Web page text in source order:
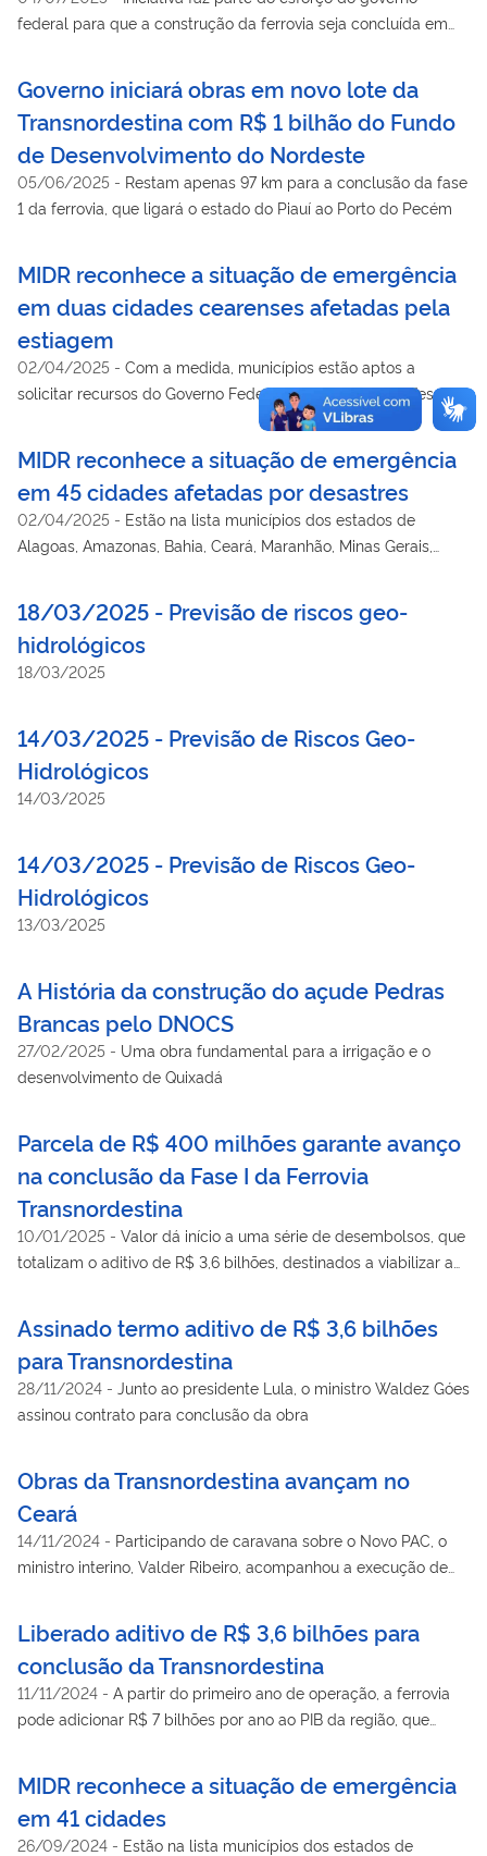
federal para que a construção da ferrovia seja concluída em
Governo iniciará obras em novo lote da
Transnordestina com R$ 1 bilhão do Fundo
de Desenvolvimento do Nordeste
05/06/2025 - Restam apenas 97 km para a conclusão da fase
1 da ferrovia, que ligará o estado do Piauí ao Porto do Pecém
MIDR reconhece a situação de emergência
em duas cidades cearenses afetadas pela
estiagem
02/04/2025 - Com a medida, municípios estão aptos a
solicitar recursos do Governo Federal para ações de defesa
MIDR reconhece a situação de emergência
em 45 cidades afetadas por desastres
02/04/2025 - Estão na lista municípios dos estados de
Alagoas, Amazonas, Bahia, Ceará, Maranhão, Minas Gerais,
18/03/2025 - Previsão de riscos geo-
hidrológicos
18/03/2025
14/03/2025 - Previsão de Riscos Geo-
Hidrológicos
14/03/2025
14/03/2025 - Previsão de Riscos Geo-
Hidrológicos
13/03/2025
A História da construção do açude Pedras
Brancas pelo DNOCS
27/02/2025 - Uma obra fundamental para a irrigação e o
desenvolvimento de Quixadá
Parcela de R$ 400 milhões garante avanço
na conclusão da Fase I da Ferrovia
Transnordestina
10/01/2025 - Valor dá início a uma série de desembolsos, que
totalizam o aditivo de R$ 3,6 bilhões, destinados a viabilizar a
Assinado termo aditivo de R$ 3,6 bilhões
para Transnordestina
28/11/2024 - Junto ao presidente Lula, o ministro Waldez Góes
assinou contrato para conclusão da obra
Obras da Transnordestina avançam no
Ceará
14/11/2024 - Participando de caravana sobre o Novo PAC, o
ministro interino, Valder Ribeiro, acompanhou a execução de
Liberado aditivo de R$ 3,6 bilhões para
conclusão da Transnordestina
11/11/2024 - A partir do primeiro ano de operação, a ferrovia
pode adicionar R$ 7 bilhões por ano ao PIB da região, que
MIDR reconhece a situação de emergência
em 41 cidades
26/09/2024 - Estão na lista municípios dos estados de